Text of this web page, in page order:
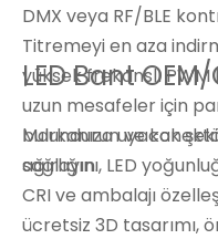
DMX veya RF/BLE
Titremeyi en aza
yüksek frekanslı
uzun mesafeler için
bulundurun ve
sağlayın.
LED Bant
Markanıza uyacak
ağırlığını, LED
CRI ve ambalajı
ücretsiz 3D tasarımı,